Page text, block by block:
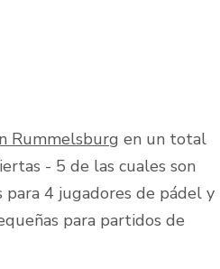
Rummelsburg en un total
- 5 de las cuales son
4 jugadores de pádel y
para partidos de